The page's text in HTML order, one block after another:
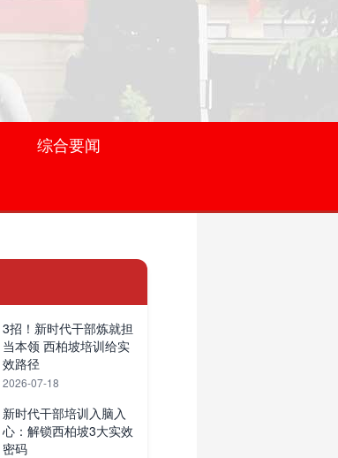
综合要闻
3招！新时代干部炼就担
当本领 西柏坡培训给实
效路径
2026-07-18
新时代干部培训入脑入
心：解锁西柏坡3大实效
密码